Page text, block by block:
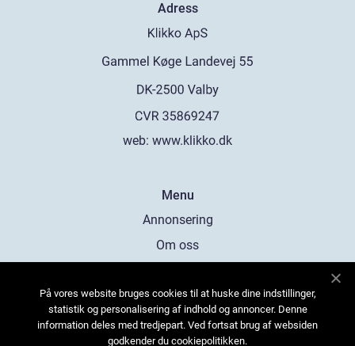
Adress
web: www.klikko.dk
Menu
Annonsering
Om oss
Kontakta oss
Sitemap
På vores website bruges cookies til at huske dine indstillinger,
statistik og personalisering af indhold og annoncer. Denne
information deles med tredjepart. Ved fortsat brug af websiden
godkender du cookiepolitikken.